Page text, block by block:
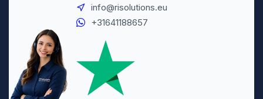
info@risolutions.eu
+31641188657